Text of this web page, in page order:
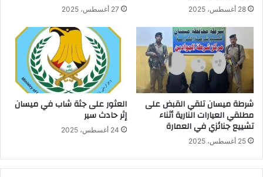
28 أغسطس، 2025 27 أغسطس، 2025
شرطة ميسان تلقي القبض على
مطلقي العيارات النارية أثناء
تشييع جنائزي في العمارة
25 أغسطس، 2025
العثور على جثة شاب في ميسان
إثر حادث سير
24 أغسطس، 2025